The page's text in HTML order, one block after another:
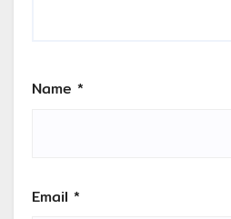
Name *
Email *